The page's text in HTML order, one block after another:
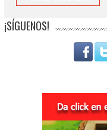
¡SÍGUENOS!